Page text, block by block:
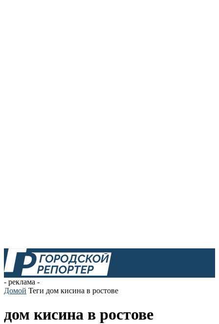
- реклама -
Домой Теги дом кисина в ростове
дом кисина в ростове